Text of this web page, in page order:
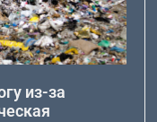
из-за